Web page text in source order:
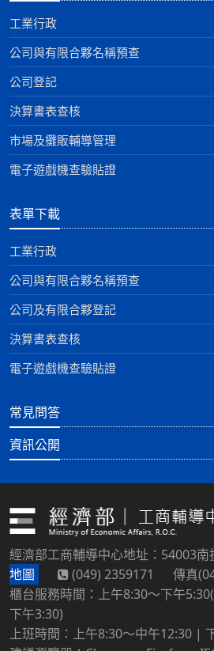
工業行政
公司與有限合夥名稱預查
公司登記
決算書表查核
巿場及攤販輔導管理
電子遊戲機查驗貼證
表單下載
工業行政
公司與有限合夥名稱預查
公司及有限合夥登記
決算書表查核
電子遊戲機查驗貼證
常見問答
資訊公開
經濟部工商輔導中心地址：54003
地圖
(049) 2359171 傳真
櫃台服務時間：上午8:30～下午
下午3:30)
上班時間：上午8:30～中午12:30 |